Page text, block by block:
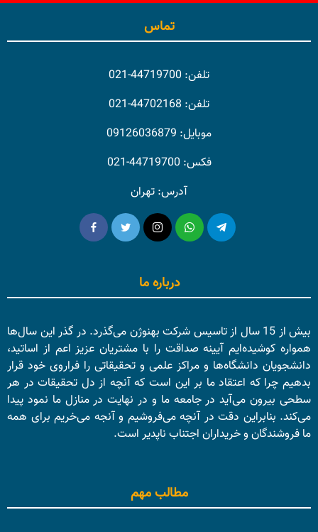
تماس
تلفن: 44719700-021
تلفن: 44702168-021
موبایل: 09126036879
فکس: 44719700-021
آدرس: تهران
درباره ما
بیش از 15 سال از تاسیس شرکت بهنوژن می‌گذرد. در گذر این سال‌ها
همواره کوشیده‌ایم آیینه صداقت را با مشتریان عزیز اعم از اساتید،
دانشجویان دانشگاه‌ها و مراکز علمی و تحقیقاتی را فراروی خود قرار
بدهیم چرا که اعتقاد ما بر این است که آنچه از دل تحقیقات در هر
سطحی بیرون می‌آید در جامعه ما و در نهایت در منازل ما نمود پیدا
می‌کند. بنابراین دقت در آنچه می‌فروشیم و آنجه می‌خریم برای همه
ما فروشندگان و خریداران اجتناب ناپدیر است.
مطالب مهم